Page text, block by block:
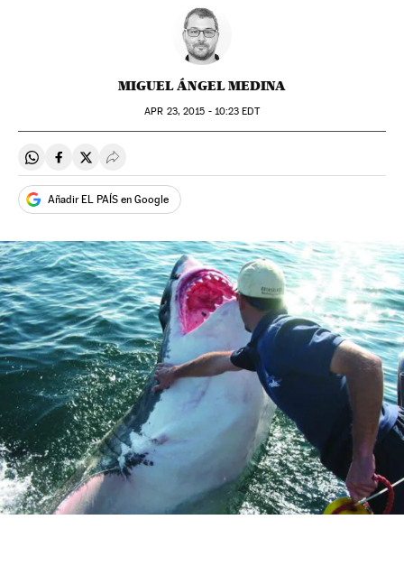
MIGUEL ÁNGEL MEDINA
APR 23, 2015 - 10:23 EDT
Compartir en Whatsapp
Compartir en Facebook
Compartir en Twitter
Desplegar Redes Sociales
Añadir EL PAÍS en Google